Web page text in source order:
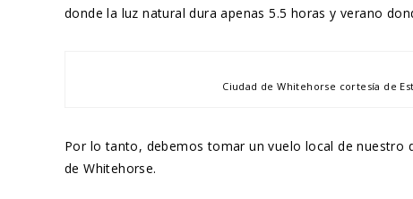
donde la luz natural dura apenas 5.5 horas y verano
Ciudad de Whitehorse cortesía de
Por lo tanto, debemos tomar un vuelo local de nuestro
de Whitehorse.